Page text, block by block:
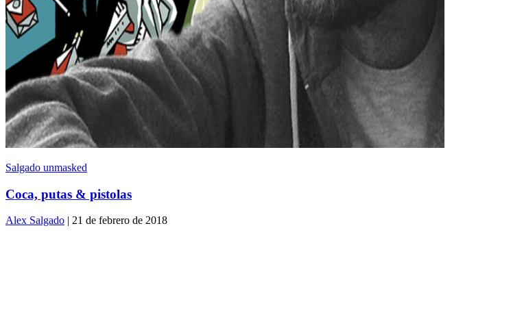
Salgado unmasked
Coca, putas & pistolas
Alex Salgado | 21 de febrero de 2018